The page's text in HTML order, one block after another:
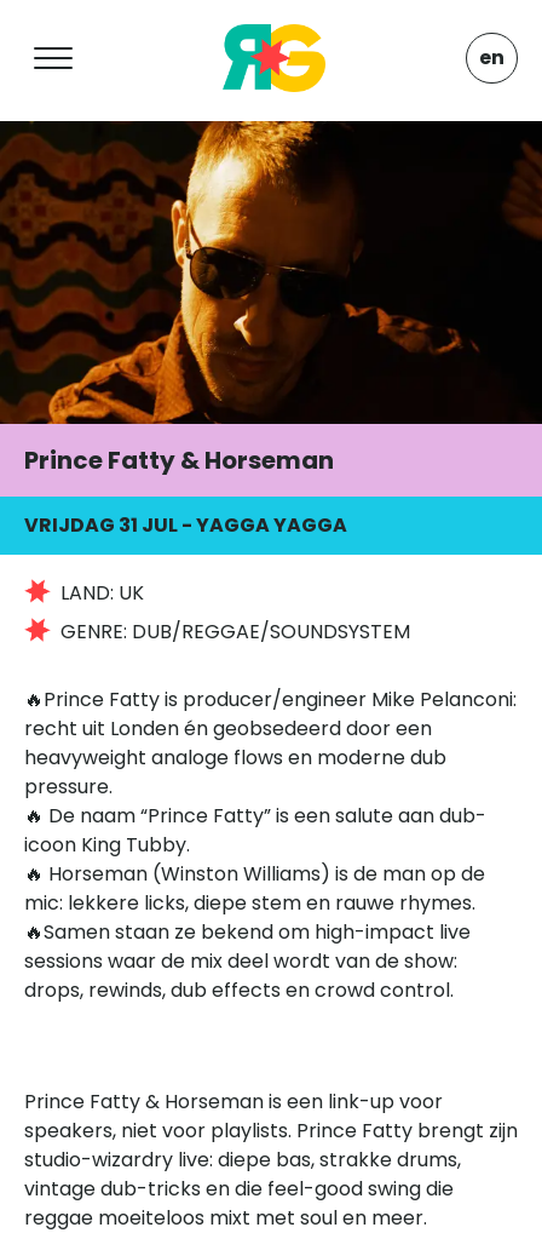
en
Prince Fatty & Horseman
VRIJDAG 31 JUL-YAGGA YAGGA
LAND: UK
GENRE: DUB/REGGAE/SOUNDSYSTEM
🔥Prince Fatty is producer/engineer Mike Pelanconi:
recht uit Londen én geobsedeerd door een
heavyweight analoge flows en moderne dub
pressure.
🔥 De naam “Prince Fatty” is een salute aan dub-
icoon King Tubby.
🔥 Horseman (Winston Williams) is de man op de
mic: lekkere licks, diepe stem en rauwe rhymes.
🔥Samen staan ze bekend om high-impact live
sessions waar de mix deel wordt van de show:
drops, rewinds, dub effects en crowd control.
Prince Fatty & Horseman is een link-up voor
speakers, niet voor playlists. Prince Fatty brengt zijn
studio-wizardry live: diepe bas, strakke drums,
vintage dub-tricks en die feel-good swing die
reggae moeiteloos mixt met soul en meer.